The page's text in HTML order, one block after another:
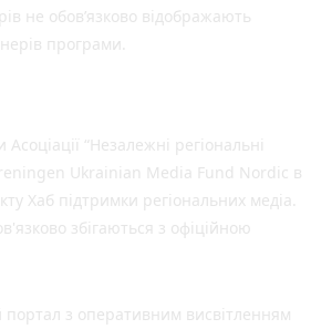
не обов’язково відображають
програми.
“Незалежні регіональні
Ukrainian Media Fund Nordic в
Хаб підтримки регіональних медіа.
збігаються з офіційною
з оперативним висвітленням